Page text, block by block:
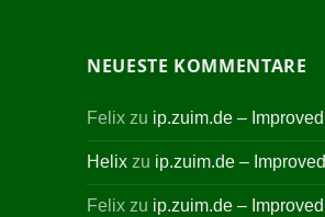
NEUESTE KOMMENTARE
Felix zu ip.zuim.de – Improved
Helix zu ip.zuim.de – Improved
Felix zu ip.zuim.de – Improved